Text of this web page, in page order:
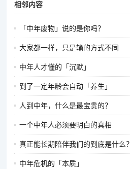
相邻内容
「中年废物」说的是你吗？
大家都一样，只是输的方式不同
中年人才懂的「沉默」
到了一定年龄会自动「养生」
人到中年，什么是最宝贵的？
一个中年人必须要明白的真相
真正能长期陪伴我们的到底是什么？
中年危机的「本质」